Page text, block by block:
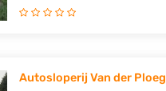
Autosloperij Van der Ploeg